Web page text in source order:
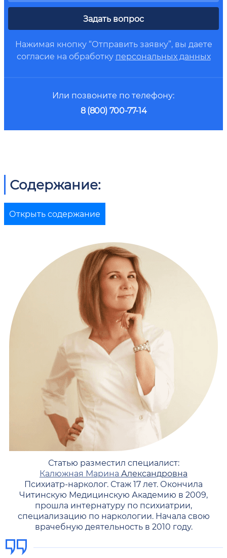
Задать вопрос
Нажимая кнопку “Отправить заявку”, вы даете
согласие на обработку персональных данных
Или позвоните по телефону:
8 (800) 700-77-14
Содержание:
Открыть содержание
Статью разместил специалист:
Калюжная Марина Александровна
Психиатр-нарколог. Стаж 17 лет. Окончила
Читинскую Медицинскую Академию в 2009,
прошла интернатуру по психиатрии,
специализацию по наркологии. Начала свою
врачебную деятельность в 2010 году.